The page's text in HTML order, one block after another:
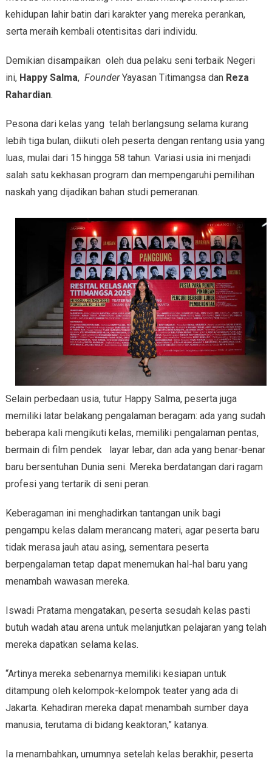
kehidupan lahir batin dari karakter yang mereka perankan,
serta meraih kembali otentisitas dari individu.
Demikian disampaikan oleh dua pelaku seni terbaik Negeri
ini, Happy Salma, FounderYayasan Titimangsa dan Reza
Rahardian.
Pesona dari kelas yang telah berlangsung selama kurang
lebih tiga bulan, diikuti oleh peserta dengan rentang usia yang
luas, mulai dari 15 hingga 58 tahun. Variasi usia ini menjadi
salah satu kekhasan program dan mempengaruhi pemilihan
naskah yang dijadikan bahan studi pemeranan.
Selain perbedaan usia, tutur Happy Salma, peserta juga
memiliki latar belakang pengalaman beragam: ada yang sudah
beberapa kali mengikuti kelas, memiliki pengalaman pentas,
bermain di film pendek layar lebar, dan ada yang benar-benar
baru bersentuhan Dunia seni. Mereka berdatangan dari ragam
profesi yang tertarik di seni peran.
Keberagaman ini menghadirkan tantangan unik bagi
pengampu kelas dalam merancang materi, agar peserta baru
tidak merasa jauh atau asing, sementara peserta
berpengalaman tetap dapat menemukan hal-hal baru yang
menambah wawasan mereka.
Iswadi Pratama mengatakan, peserta sesudah kelas pasti
butuh wadah atau arena untuk melanjutkan pelajaran yang telah
mereka dapatkan selama kelas.
“Artinya mereka sebenarnya memiliki kesiapan untuk
ditampung oleh kelompok-kelompok teater yang ada di
Jakarta. Kehadiran mereka dapat menambah sumber daya
manusia, terutama di bidang keaktoran,” katanya.
Ia menambahkan, umumnya setelah kelas berakhir, peserta